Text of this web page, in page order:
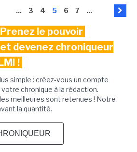
... 3 4 5 6 7 ...
Prenez le pouvoir
et devenez chroniqueur
!
simple : créez-vous un compte
chronique à la rédaction.
meilleures sont retenues ! Notre
la quantité.